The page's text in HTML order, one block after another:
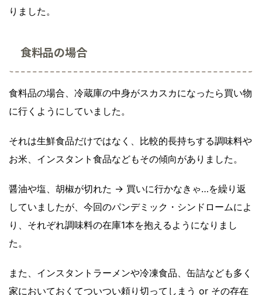
りました。
食料品の場合
食料品の場合、冷蔵庫の中身がスカスカになったら買い物
に行くようにしていました。
それは生鮮食品だけではなく、比較的長持ちする調味料や
お米、インスタント食品などもその傾向がありました。
醤油や塩、胡椒が切れた → 買いに行かなきゃ…を繰り返
していましたが、今回のパンデミック・シンドロームによ
り、それぞれ調味料の在庫1本を抱えるようになりまし
た。
また、インスタントラーメンや冷凍食品、缶詰なども多く
家においておくてついつい頼り切ってしまう or その存在